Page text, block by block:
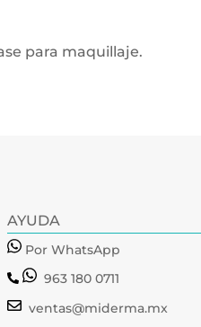
para maquillaje.
AYUDA
Por WhatsApp
963 180 0711
ventas@miderma.mx